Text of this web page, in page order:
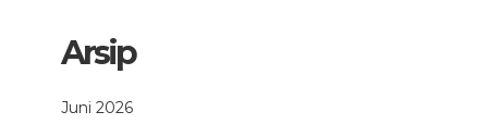
Arsip
Juni 2026